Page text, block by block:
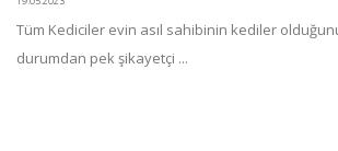
Tüm Kediciler evin asıl sahibinin kediler
durumdan pek şikayetçi ...